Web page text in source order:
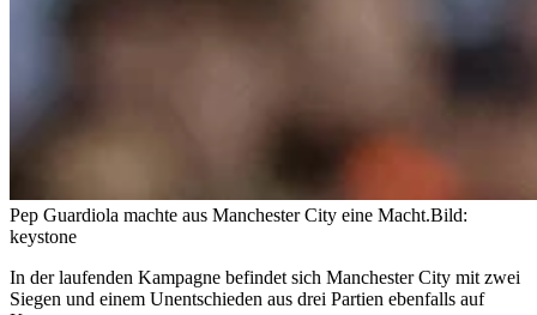
Pep Guardiola machte aus Manchester City eine Macht.Bild:
keystone
In der laufenden Kampagne befindet sich Manchester City mit zwei
Siegen und einem Unentschieden aus drei Partien ebenfalls auf